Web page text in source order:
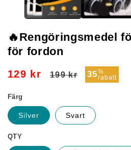
🔥Rengöringsmedel
för fordon
129 kr
Ordinarie
199 kr 35%
rabatt
Färg
Silver Svart
QTY